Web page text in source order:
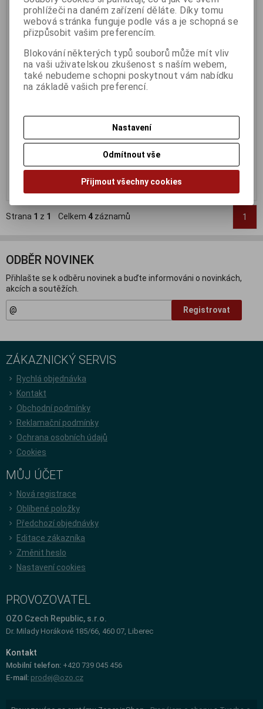
přípojný kabel M/ M 2m
124 Kč (bez DPH:)
Koupit
přípojný kabel M/M 1m
Termín dodání (dny):
126 Kč
104 Kč (bez DPH:)
Strana 1 z 1 Celkem 4 záznamů 1
ODBĚR NOVINEK
Přihlašte se k odběru novinek a buďte informováni o novinkách,
akcích a soutěžích.
Registrovat
ZÁKAZNICKÝ SERVIS
Rychlá objednávka
Kontakt
Obchodní podmínky
Reklamační podmínky
Ochrana osobních údajů
Cookies
MŮJ ÚČET
Nová registrace
Oblíbené položky
Předchozí objednávky
Editace zákazníka
Změnit heslo
Nastavení cookies
PROVOZOVATEL
OZO Czech Republic, s.r.o.
Dr. Milady Horákové 185/66, 460 07, Liberec
Kontakt
Mobilní telefon: +420 739 045 456
E-mail: prodej@ozo.cz
prohlížeči na daném zařízení děláte. Díky tomu
webová stránka funguje podle vás a je schopná se
přizpůsobit vašim preferencím.
Blokování některých typů souborů může mít vliv
na vaši uživatelskou zkušenost s naším webem,
také nebudeme schopni poskytnout vám nabídku
na základě vašich preferencí.
Nastavení
Odmítnout vše
Přijmout všechny cookies